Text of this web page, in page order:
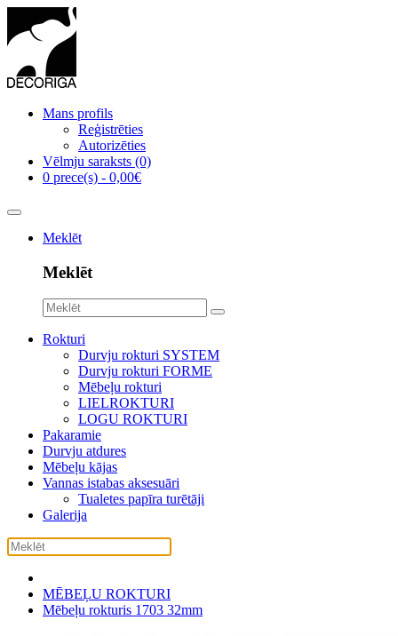
Mans profils
Reģistrēties
Autorizēties
Vēlmju saraksts (0)
0 prece(s) - 0,00€
Meklēt
Meklēt
Rokturi
Durvju rokturi SYSTEM
Durvju rokturi FORME
Mēbeļu rokturi
LIELROKTURI
LOGU ROKTURI
Pakaramie
Durvju atdures
Mēbeļu kājas
Vannas istabas aksesuāri
Tualetes papīra turētāji
Galerija
MĒBEĻU ROKTURI
Mēbeļu rokturis 1703 32mm